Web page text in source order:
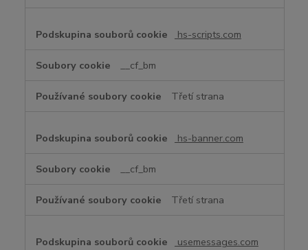
hs-scripts.com
__cf_bm
Třetí strana
hs-banner.com
__cf_bm
Třetí strana
usemessages.com